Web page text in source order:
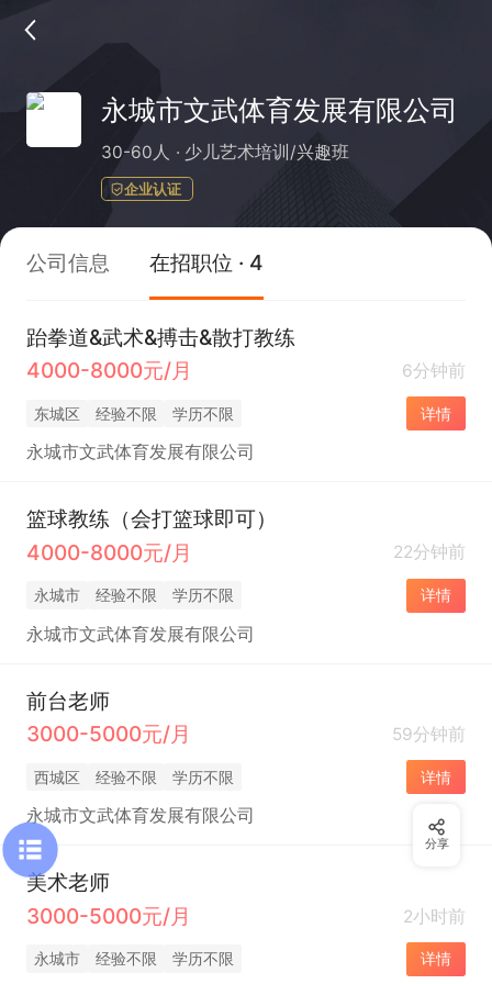
永城市文武体育发展有限公司
30-60人 少儿艺术培训/兴趣班
企业认证
公司信息 在招职位 · 4
跆拳道&武术&搏击&散打教练
4000-8000元/月
6分钟前
东城区 经验不限 学历不限 详情
永城市文武体育发展有限公司
篮球教练（会打篮球即可）
4000-8000元/月
22分钟前
永城市 经验不限 学历不限 详情
永城市文武体育发展有限公司
前台老师
3000-5000元/月
59分钟前
西城区 经验不限 学历不限 详情
永城市文武体育发展有限公司
美术老师
3000-5000元/月
2小时前
永城市 经验不限 学历不限 详情
分享